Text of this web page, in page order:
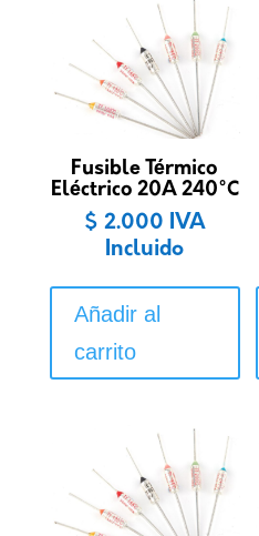
Fusible Térmico
Eléctrico 20A 240°C
$ 2.000 IVA
Incluido
Añadir al
carrito